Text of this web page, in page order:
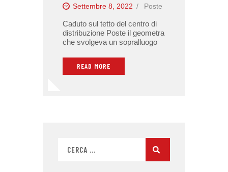
Settembre 8, 2022 Poste
Caduto sul tetto del centro di
distribuzione Poste il geometra
che svolgeva un sopralluogo
READ MORE